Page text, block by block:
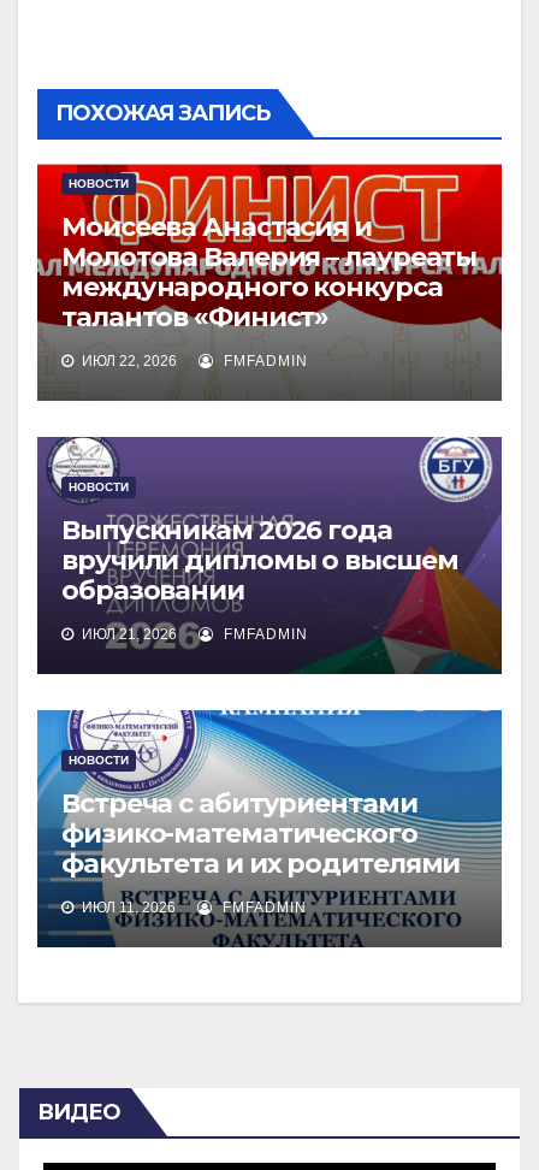
ПОХОЖАЯ ЗАПИСЬ
НОВОСТИ
Моисеева Анастасия и
Молотова Валерия – лауреаты
международного конкурса
талантов «Финист»
ИЮЛ 22, 2026 FMFADMIN
НОВОСТИ
Выпускникам 2026 года
вручили дипломы о высшем
образовании
ИЮЛ 21, 2026 FMFADMIN
НОВОСТИ
Встреча с абитуриентами
физико-математического
факультета и их родителями
ИЮЛ 11, 2026 FMFADMIN
ВИДЕО